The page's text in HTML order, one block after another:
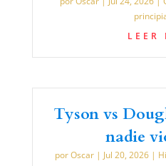
LEER
Tyson vs
nadie
porOscar| Jul 20, 2026|